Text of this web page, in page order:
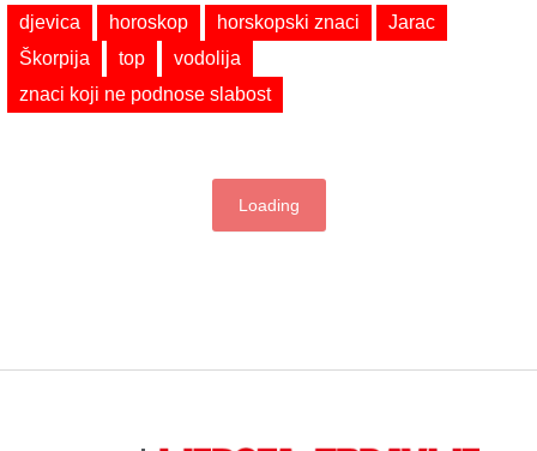
djevica horoskop horskopski znaci
Jarac
Škorpija
top
vodolija
znaci koji ne podnose slabost
Loading